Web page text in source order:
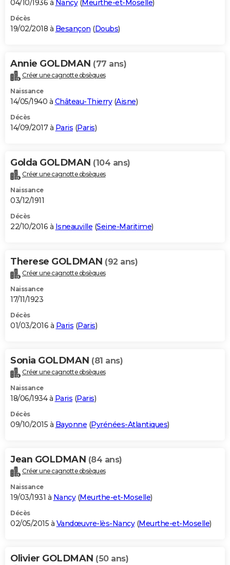
04/10/1936 à Nancy(Meurthe-et-Moselle)
Décès
19/02/2018 à Besançon (Doubs)
Annie GOLDMAN (77 ans)
Créer une cagnotte obsèques
Naissance
14/05/1940 à Château-Thierry(Aisne)
Décès
14/09/2017 à Paris (Paris)
Golda GOLDMAN (104 ans)
Créer une cagnotte obsèques
Naissance
03/12/1911
Décès
22/10/2016 à Isneauville (Seine-Maritime)
Therese GOLDMAN (92 ans)
Créer une cagnotte obsèques
Naissance
17/11/1923
Décès
01/03/2016 à Paris (Paris)
Sonia GOLDMAN (81 ans)
Créer une cagnotte obsèques
Naissance
18/06/1934 à Paris (Paris)
Décès
09/10/2015 à Bayonne (Pyrénées-Atlantiques)
Jean GOLDMAN (84 ans)
Créer une cagnotte obsèques
Naissance
19/03/1931 à Nancy(Meurthe-et-Moselle)
Décès
02/05/2015 à Vandœuvre-lès-Nancy(Meurthe-et-Moselle)
Olivier GOLDMAN (50 ans)